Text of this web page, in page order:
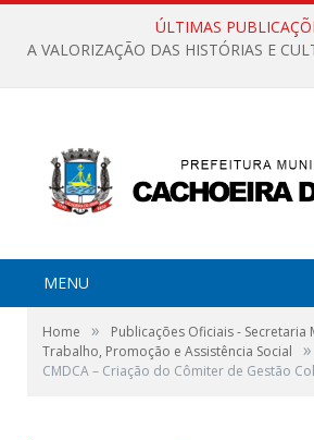
ÚLTIMAS
MENU
Home »
Publicações Oficiais - Secretaria
Trabalho, Promoção e Assistência Social
»
CMDCA – Criação do Cômiter de Gestão